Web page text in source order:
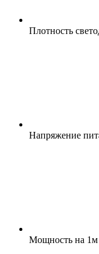
Плотность
Напряжение
Мощность на 1м